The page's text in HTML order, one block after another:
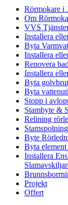
Rörmokare i
Om
VVS
Installera
Byta
Installera
Renovera
Installera
Byta
Byta
Stopp i
Stambyte &
Relining
Byte
Byta
Installera
Projekt
Offert